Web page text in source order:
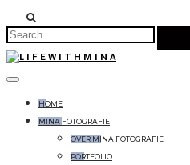
HOME
MINA FOTOGRAFIE
OVER MINA FOTOGRAFIE
PORTFOLIO